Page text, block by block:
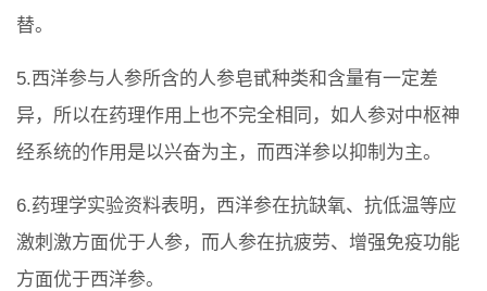
替。
5.西洋参与人参所含的人参皂甙种类和含量有一定差
异，所以在药理作用上也不完全相同，如人参对中枢神
经系统的作用是以兴奋为主，而西洋参以抑制为主。
6.药理学实验资料表明，西洋参在抗缺氧、抗低温等应
激刺激方面优于人参，而人参在抗疲劳、增强免疫功能
方面优于西洋参。